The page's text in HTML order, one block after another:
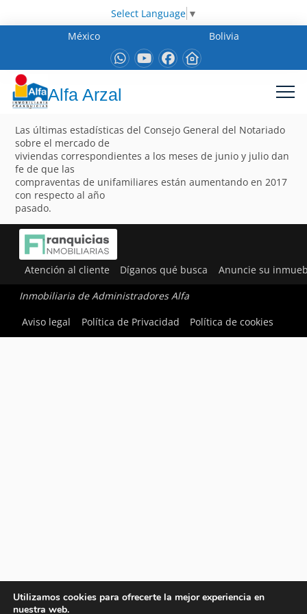
Select Language ▼
México
Bolivia
Alfa Arzal
Las últimas estadísticas del Consejo General del Notariado
sobre el mercado de
viviendas correspondientes a los meses de junio y julio dan
fe de que las
compraventas de unifamiliares están aumentando en 2017
con respecto al año
pasado.
Atención al cliente Díganos qué busca Anuncie su
Inmobiliaria de Administradores Alfa
Aviso legal
Política de Privacidad Política de cookies
Utilizamos cookies para ofrecerte la mejor experiencia en
nuestra web.